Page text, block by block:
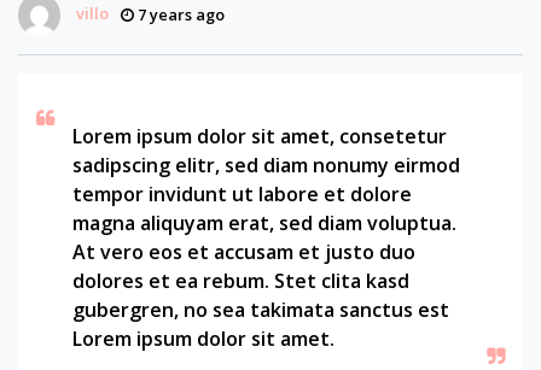
villo 7 years ago
Lorem ipsum dolor sit amet, consetetur
sadipscing elitr, sed diam nonumy eirmod
tempor invidunt ut labore et dolore
magna aliquyam erat, sed diam voluptua.
At vero eos et accusam et justo duo
dolores et ea rebum. Stet clita kasd
gubergren, no sea takimata sanctus est
Lorem ipsum dolor sit amet.